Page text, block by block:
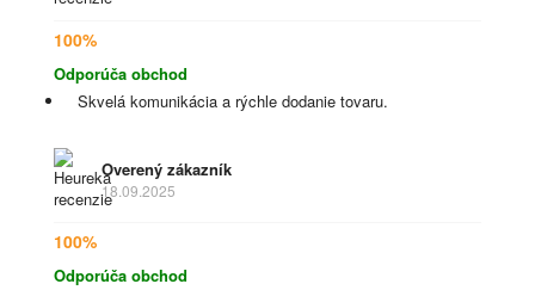
100%
Odporúča obchod
Skvelá komunikácia a rýchle dodanie tovaru.
Overený zákazník
18.09.2025
100%
Odporúča obchod